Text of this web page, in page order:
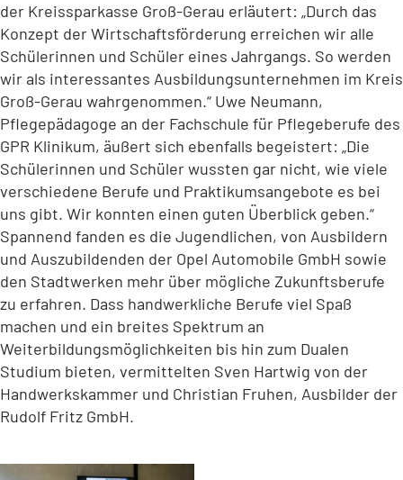
der Kreissparkasse Groß-Gerau erläutert: „Durch das
Konzept der Wirtschaftsförderung erreichen wir alle
Schülerinnen und Schüler eines Jahrgangs. So werden
wir als interessantes Ausbildungsunternehmen im Kreis
Groß-Gerau wahrgenommen.“ Uwe Neumann,
Pflegepädagoge an der Fachschule für Pflegeberufe des
GPR Klinikum, äußert sich ebenfalls begeistert: „Die
Schülerinnen und Schüler wussten gar nicht, wie viele
verschiedene Berufe und Praktikumsangebote es bei
uns gibt. Wir konnten einen guten Überblick geben.“
Spannend fanden es die Jugendlichen, von Ausbildern
und Auszubildenden der Opel Automobile GmbH sowie
den Stadtwerken mehr über mögliche Zukunftsberufe
zu erfahren. Dass handwerkliche Berufe viel Spaß
machen und ein breites Spektrum an
Weiterbildungsmöglichkeiten bis hin zum Dualen
Studium bieten, vermittelten Sven Hartwig von der
Handwerkskammer und Christian Fruhen, Ausbilder der
Rudolf Fritz GmbH.